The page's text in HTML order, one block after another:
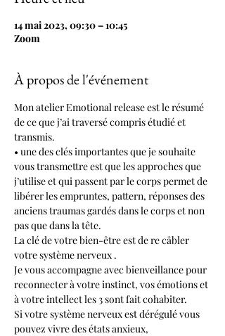
14 mai 2023, 09:30 – 10:45
Zoom
À propos de l'événement
Mon atelier Emotional release est le résumé
de ce que j’ai traversé compris étudié et
transmis.
• une des clés importantes que je souhaite
vous transmettre est que les approches que
j’utilise et qui passent par le corps permet de
libérer les empruntes, pattern, réponses des
anciens traumas gardés dans le corps et non
pas que dans la tête.
La clé de votre bien-être est de re câbler
votre système nerveux .
Je vous accompagne avec bienveillance pour
reconnecter à votre instinct, vos émotions et
à votre intellect les 3 sont fait cohabiter.
Si votre système nerveux est dérégulé vous
pouvez vivre des états anxieux,